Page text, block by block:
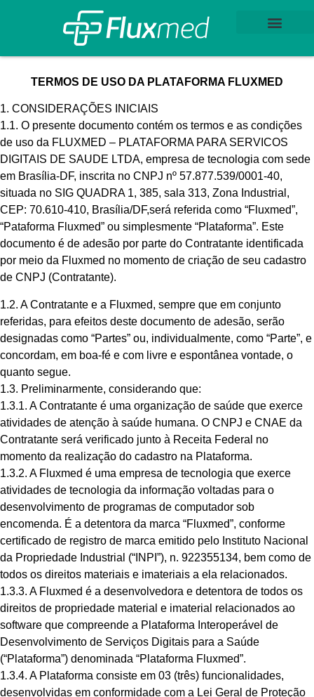
TERMOS DE USO DA PLATAFORMA FLUXMED
1. CONSIDERAÇÕES INICIAIS
1.1. O presente documento contém os termos e as condições
de uso da FLUXMED – PLATAFORMA PARA SERVICOS
DIGITAIS DE SAUDE LTDA, empresa de tecnologia com sede
em Brasília-DF, inscrita no CNPJ nº 57.877.539/0001-40,
situada no SIG QUADRA 1, 385, sala 313, Zona Industrial,
CEP: 70.610-410, Brasília/DF,será referida como “Fluxmed”,
“Pataforma Fluxmed” ou simplesmente “Plataforma”. Este
documento é de adesão por parte do Contratante identificada
por meio da Fluxmed no momento de criação de seu cadastro
de CNPJ (Contratante).
1.2. A Contratante e a Fluxmed, sempre que em conjunto
referidas, para efeitos deste documento de adesão, serão
designadas como “Partes” ou, individualmente, como “Parte”, e
concordam, em boa-fé e com livre e espontânea vontade, o
quanto segue.
1.3. Preliminarmente, considerando que:
1.3.1. A Contratante é uma organização de saúde que exerce
atividades de atenção à saúde humana. O CNPJ e CNAE da
Contratante será verificado junto à Receita Federal no
momento da realização do cadastro na Plataforma.
1.3.2. A Fluxmed é uma empresa de tecnologia que exerce
atividades de tecnologia da informação voltadas para o
desenvolvimento de programas de computador sob
encomenda. É a detentora da marca “Fluxmed”, conforme
certificado de registro de marca emitido pelo Instituto Nacional
da Propriedade Industrial (“INPI”), n. 922355134, bem como de
todos os direitos materiais e imateriais a ela relacionados.
1.3.3. A Fluxmed é a desenvolvedora e detentora de todos os
direitos de propriedade material e imaterial relacionados ao
software que compreende a Plataforma Interoperável de
Desenvolvimento de Serviços Digitais para a Saúde
(“Plataforma”) denominada “Plataforma Fluxmed”.
1.3.4. A Plataforma consiste em 03 (três) funcionalidades,
desenvolvidas em conformidade com a Lei Geral de Proteção